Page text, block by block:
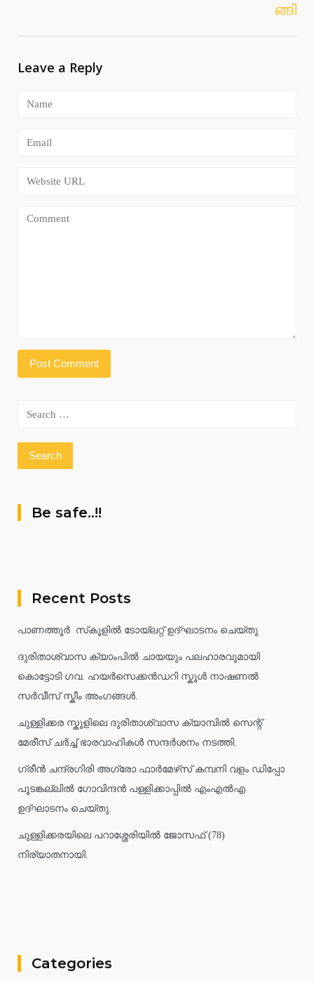
ങ്ങി
Leave a Reply
Search
Be safe..!!
Recent Posts
പാണത്തൂർ സ്‌കൂളിൽ ടോയ്ലറ്റ് ഉദ്ഘാടനം ചെയ്തു
ദുരിതാശ്വാസ ക്യാംപിൽ ചായയും പലഹാരവുമായി
കൊട്ടോടി ഗവ. ഹയർസെക്കൻഡറി സ്കൂൾ നാഷണൽ
സർവീസ് സ്കീം അംഗങ്ങൾ.
ചുള്ളിക്കര സ്കൂളിലെ ദുരിതാശ്വാസ ക്യാമ്പിൽ സെന്റ്
മേരീസ് ചർച്ച് ഭാരവാഹികൾ സന്ദർശനം നടത്തി.
ഗ്രീൻ ചന്ദ്രഗിരി അഗ്രോ ഫാർമേഴ്‌സ് കമ്പനി വളം ഡിപ്പോ
പൂടങ്കല്ലിൽ ഗോവിന്ദൻ പള്ളിക്കാപ്പിൽ എംഎൽഎ
ഉദ്ഘാടനം ചെയ്തു.
ചുള്ളിക്കരയിലെ പറാശ്ശേരിയിൽ ജോസഫ് (78)
നിര്യാതനായി.
Categories